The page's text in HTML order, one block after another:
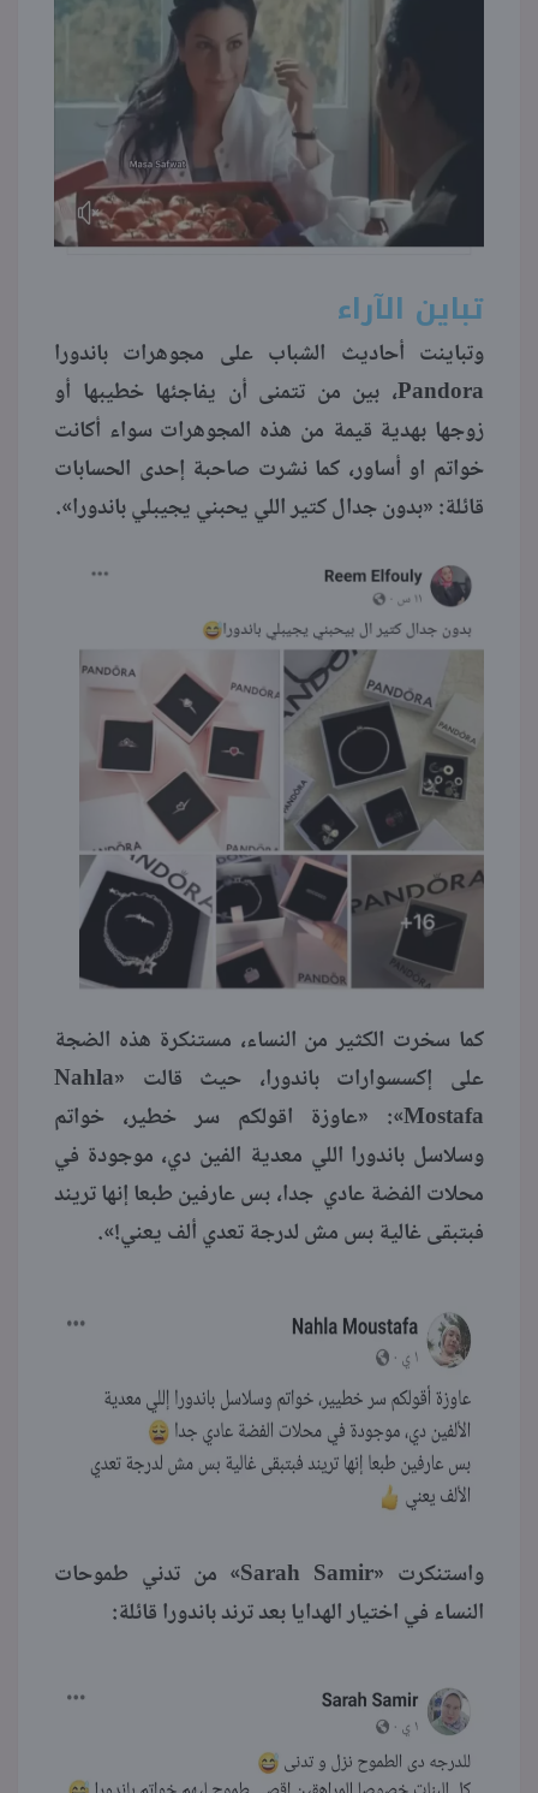
تباين الآراء
وتباينت أحاديث الشباب على مجوهرات باندورا
Pandora، بين من تتمنى أن يفاجئها خطيبها أو
زوجها بهدية قيمة من هذه المجوهرات سواء أكانت
خواتم او أساور، كما نشرت صاحبة إحدى الحسابات
قائلة: «بدون جدال كتير اللي يحبني يجيبلي باندورا».
كما سخرت الكثير من النساء، مستنكرة هذه الضجة
على إكسسوارات باندورا، حيث قالت «Nahla
Mostafa»: «عاوزة اقولكم سر خطير، خواتم
وسلاسل باندورا اللي معدية الفين دي، موجودة في
محلات الفضة عادي جدا، بس عارفين طبعا إنها تريند
فبتبقى غالية بس مش لدرجة تعدي ألف يعني!».
واستنكرت «Sarah Samir» من تدني طموحات
النساء في اختيار الهدايا بعد ترند باندورا قائلة: